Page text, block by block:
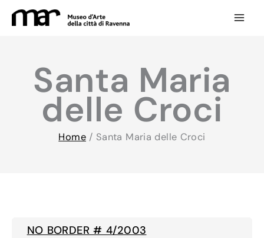
Santa Maria
delle Croci
Home/ Santa Maria delle Croci
NO BORDER # 4/2003